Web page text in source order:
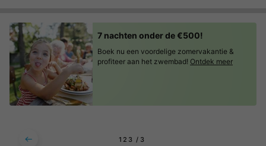
7 nachten onder de €500!
Boek nu een voordelige zomervakantie &
profiteer aan het zwembad! Ontdek meer
1 2 3